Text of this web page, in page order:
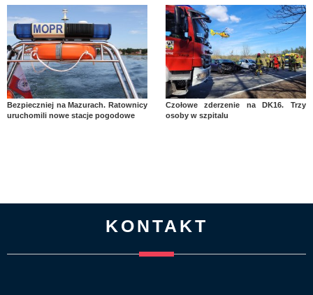
Bezpieczniej na Mazurach. Ratownicy
uruchomili nowe stacje pogodowe
Czołowe zderzenie na DK16. Trzy
osoby w szpitalu
KONTAKT